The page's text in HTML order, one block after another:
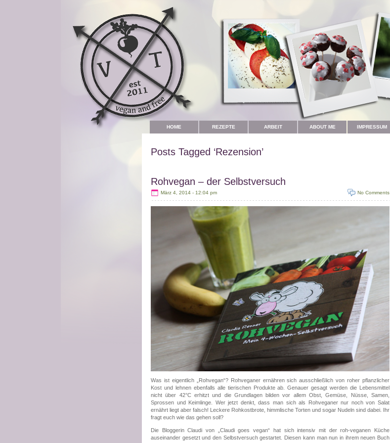
HOME REZEPTE ARBEIT ABOUT ME IMPRESSUM
Posts Tagged ‘Rezension’
Rohvegan – der Selbstversuch
März 4, 2014 - 12:04 pm No Comments
Was ist eigentlich „Rohvegan“? Rohveganer ernähren sich ausschließlich von roher pflanzlicher
Kost und lehnen ebenfalls alle tierischen Produkte ab. Genauer gesagt werden die Lebensmittel
nicht über 42°C erhitzt und die Grundlagen bilden vor allem Obst, Gemüse, Nüsse, Samen,
Sprossen und Keimlinge. Wer jetzt denkt, dass man sich als Rohveganer nur noch von Salat
ernährt liegt aber falsch! Leckere Rohkostbrote, himmlische Torten und sogar Nudeln sind dabei. Ihr
fragt euch wie das gehen soll?
Die Bloggerin Claudi von „Claudi goes vegan“ hat sich intensiv mit der roh-veganen Küche
auseinander gesetzt und den Selbstversuch gestartet. Diesen kann man nun in ihrem neuen Buch